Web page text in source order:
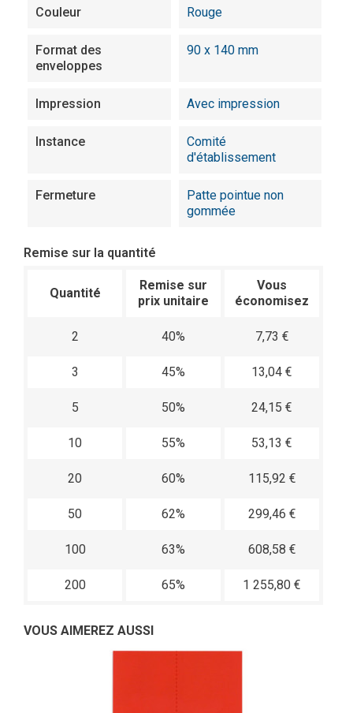
Couleur Rouge
Format des
enveloppes
90 x 140 mm
Impression Avec impression
Instance
Comité
d'établissement
Fermeture
Patte pointue non
gommée
Remise sur la quantité
Quantité
Remise sur
prix unitaire
Vous
économisez
2 40% 7,73 €
3 45% 13,04 €
5 50% 24,15 €
10 55% 53,13 €
20 60% 115,92 €
50 62% 299,46 €
100 63% 608,58 €
200 65% 1 255,80 €
VOUS AIMEREZ AUSSI